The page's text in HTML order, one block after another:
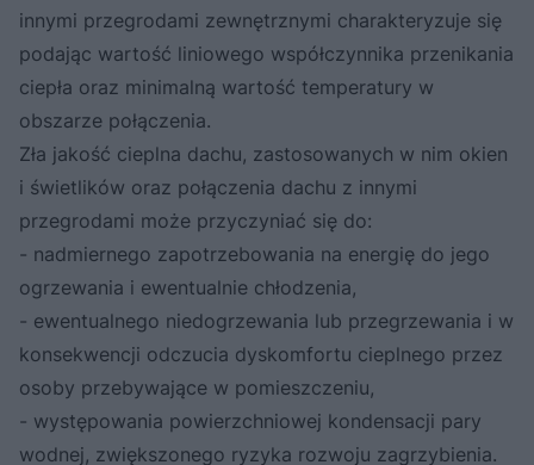
innymi przegrodami zewnętrznymi charakteryzuje się
podając wartość liniowego współczynnika przenikania
ciepła oraz minimalną wartość temperatury w
obszarze połączenia.
Zła jakość cieplna dachu, zastosowanych w nim okien
i świetlików oraz połączenia dachu z innymi
przegrodami może przyczyniać się do:
- nadmiernego zapotrzebowania na energię do jego
ogrzewania i ewentualnie chłodzenia,
- ewentualnego niedogrzewania lub przegrzewania i w
konsekwencji odczucia dyskomfortu cieplnego przez
osoby przebywające w pomieszczeniu,
- występowania powierzchniowej kondensacji pary
wodnej, zwiększonego ryzyka rozwoju zagrzybienia.